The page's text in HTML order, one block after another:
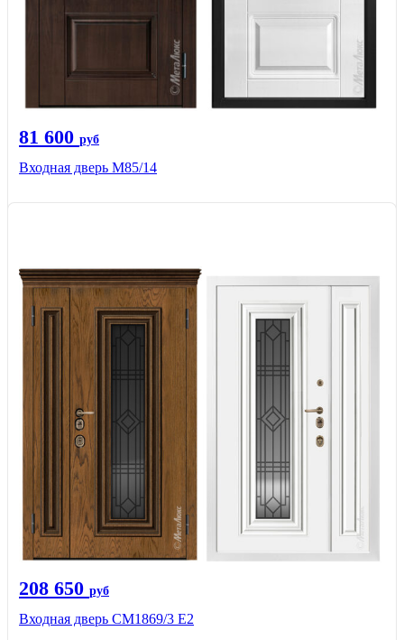
81 600 руб
Входная дверь М85/14
208 650 руб
Входная дверь СМ1869/3 Е2